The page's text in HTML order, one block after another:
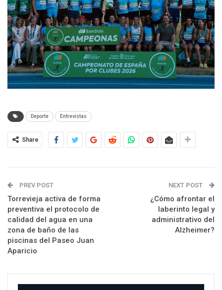
Deporte Entrevistas
Share
PREV POST
Torrevieja activa de forma
preventiva el protocolo de
calidad del agua en una
zona de baño de las
piscinas del Paseo Juan
Aparicio
NEXT POST
¿Cómo afrontar el
laberinto legal y
administrativo del
Alzheimer?